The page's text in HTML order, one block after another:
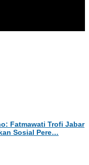
Fatmawati Trofi Jabar
Sosial Pere…